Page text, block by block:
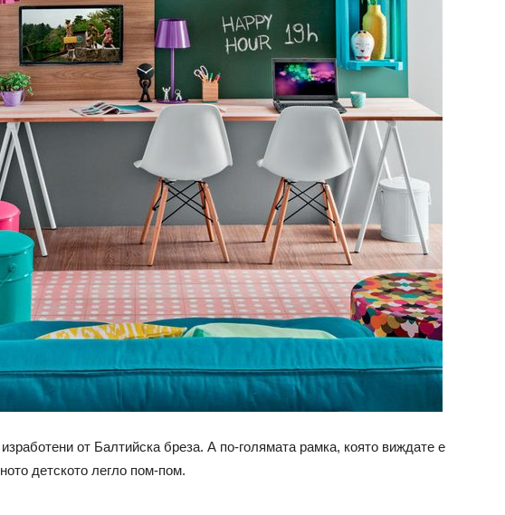
от Балтийска бреза. А по-голямата рамка, която виждате е
детското легло пом-пом.